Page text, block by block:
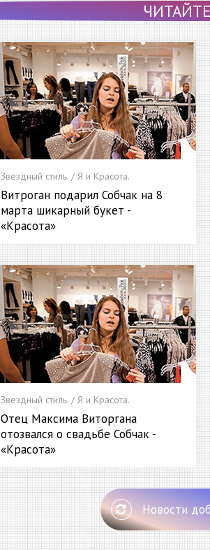
Звездный стиль. / Я и Красота.
Витроган подарил Собчак на 8
марта шикарный букет -
«Красота»
Звездный стиль. / Я и Красота.
Отец Максима Виторгана
отозвался о свадьбе Собчак -
«Красота»
Новости